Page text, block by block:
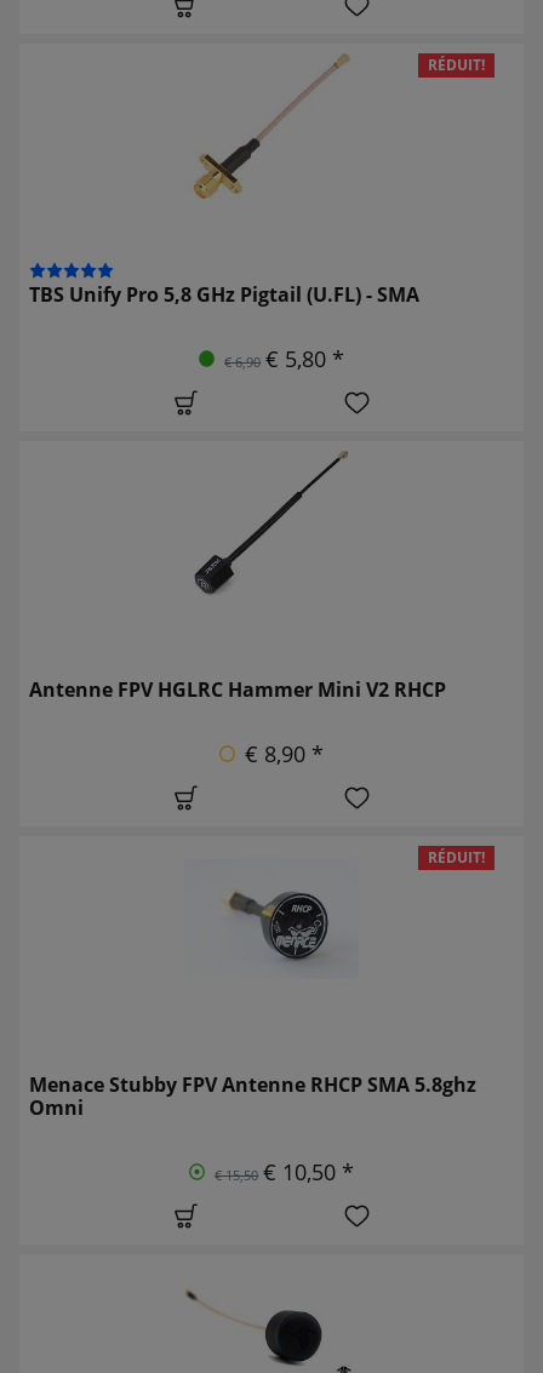
RÉDUIT!
TBS Unify Pro 5,8 GHz Pigtail (U.FL) - SMA
€ 6,90 € 5,80 *
Antenne FPV HGLRC Hammer Mini V2 RHCP
€ 8,90 *
RÉDUIT!
Menace Stubby FPV Antenne RHCP SMA 5.8ghz
Omni
€ 15,50 € 10,50 *